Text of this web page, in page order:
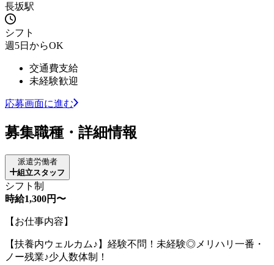
長坂駅
シフト
週5日からOK
交通費支給
未経験歓迎
応募画面に進む
募集職種・詳細情報
派遣労働者
組立スタッフ
シフト制
時給1,300円〜
【お仕事内容】
【扶養内ウェルカム♪】経験不問！未経験◎メリハリ一番・
ノー残業♪少人数体制！